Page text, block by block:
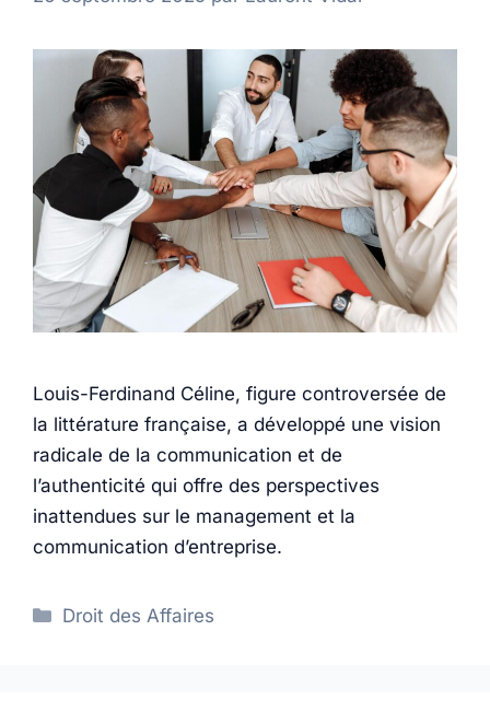
Louis-Ferdinand Céline, figure controversée de
la littérature française, a développé une vision
radicale de la communication et de
l’authenticité qui offre des perspectives
inattendues sur le management et la
communication d’entreprise.
Catégories
Droit des Affaires